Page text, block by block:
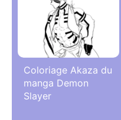
Coloriage Akaza du
manga Demon
Slayer